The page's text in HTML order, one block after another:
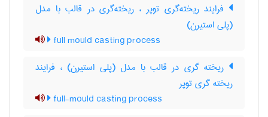
فرایند ریخته‌گری توپر ، ریخته‌گری در قالب با مدل
(پلی استیرن)
full mould casting process
ریخته گری در قالب با مدل (پلی استیرن) ، فرایند
ریخته گری توپر
full-mould casting process